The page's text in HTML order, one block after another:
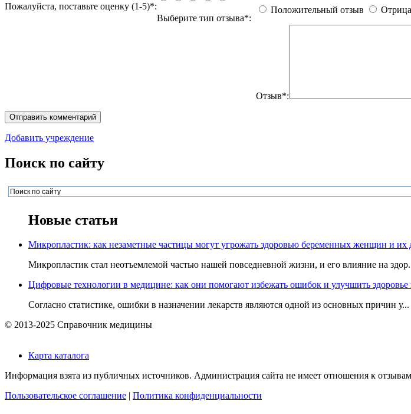
Пожалуйста, поставьте оценку (1-5)*:
Выберите тип отзыва*:
Положительный отзыв
Отзыв*:
Добавить учреждение
Поиск по сайту
Новые статьи
Микропластик: как незаметные частицы могут угрожать здоровью беременных женщин и их
Микропластик стал неотъемлемой частью нашей повседневной жизни, и его влияние на
Цифровые технологии в медицине: как они помогают избежать ошибок и улучшить здоровье
Согласно статистике, ошибки в назначении лекарств являются одной из основных причин у...
© 2013-2025 Справочник медицины
Карта каталога
Информация взята из публичных источников. Администрация сайта не имеет отношения к
Пользовательское соглашение
Политика конфиденциальности